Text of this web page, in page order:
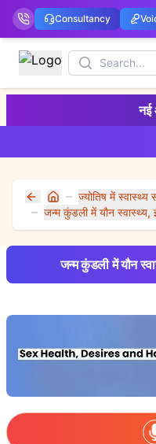
Consultancy
Search
नई
Home
ज्योतिष में स्वास्थ्य
जन्म कुंडली में यौन
जन्म कुंडली में यौन